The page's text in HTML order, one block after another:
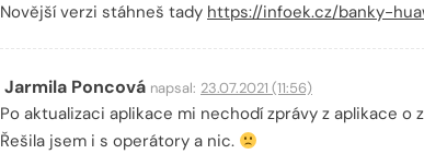
Novější verzi stáhneš tady https://infoek.cz/banky-
Jarmila Poncová napsal: 23.07.2021 (11:56)
Po aktualizaci aplikace mi nechodí zprávy z aplikace o
Řešila jsem i s operátory a nic.